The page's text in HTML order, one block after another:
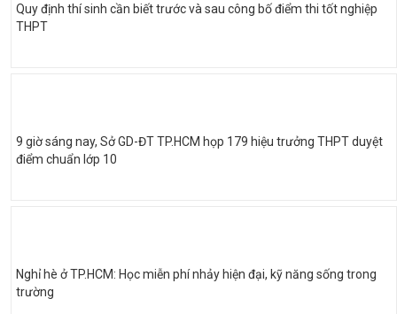
Quy định thí sinh cần biết trước và sau công bố điểm thi tốt nghiệp
THPT
9 giờ sáng nay, Sở GD-ĐT TP.HCM họp 179 hiệu trưởng THPT duyệt
điểm chuẩn lớp 10
Nghỉ hè ở TP.HCM: Học miễn phí nhảy hiện đại, kỹ năng sống trong
trường